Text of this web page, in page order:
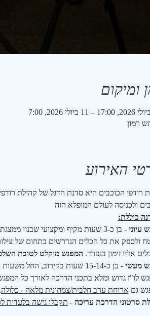
ומיקום
רמון
האירוע
רודפי הכוכבים היא סדנת הדגל של קהילת
ולכניסה לעולם המופלא הזה
כוללת:
עיוני
- בן כ-3 שעות מקיף ומקצועי
אליו זימון בנפרד. המפגש מוקלט לטובת
מעשי - בן כ-15-14 שעות בקירוב, החל משעות אחה"צ ועד לשעות הבוקר למחרת.
לו"ז גדוש ומלא בתכני הדרכה לאורך כל
גם ארוחת ערב חלבית/צמחונית מלאה -
סרטוני הדרכת עריכה - תקבלו גישה בלעדית